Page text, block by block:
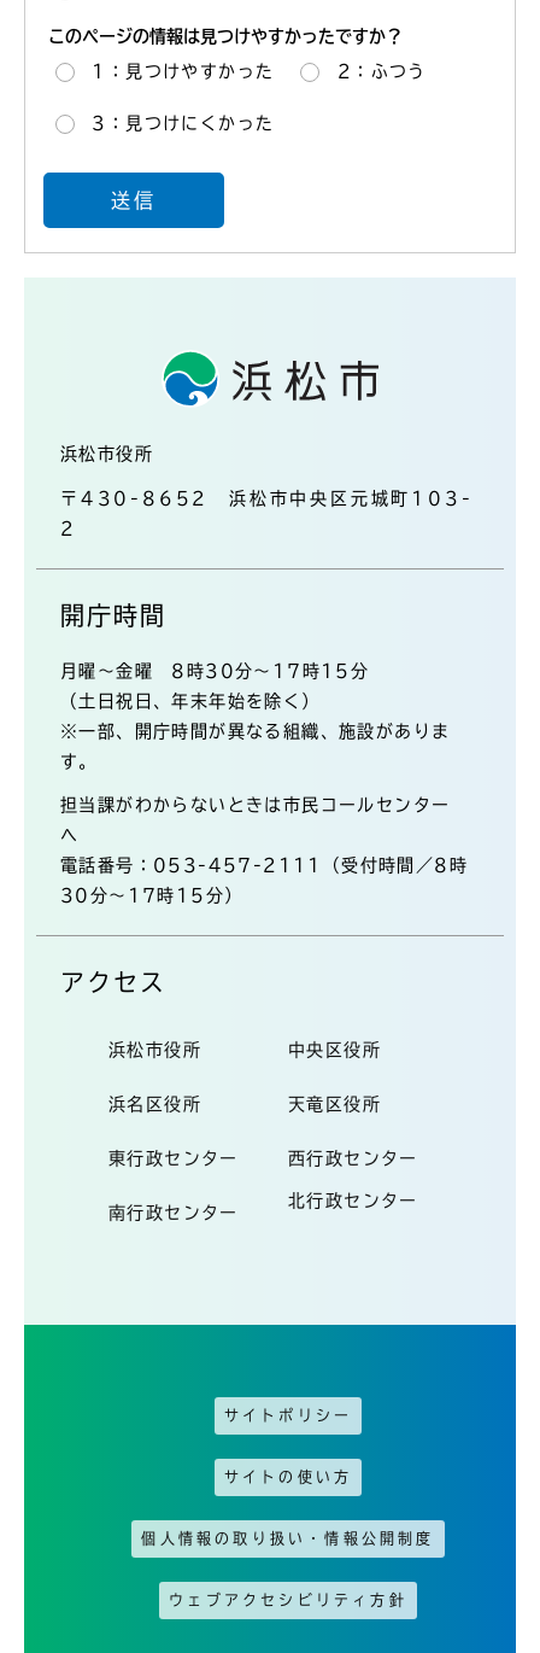
このページの情報は見つけやすかったですか？
1：見つけやすかった 2：ふつう
3：見つけにくかった
浜松市役所
〒430-8652 浜松市中央区元城町103-
2
開庁時間
月曜～金曜 8時30分～17時15分
（土日祝日、年末年始を除く）
※一部、開庁時間が異なる組織、施設がありま
す。
担当課がわからないときは市民コールセンター
へ
電話番号：053-457-2111（受付時間／8時
30分～17時15分）
アクセス
浜松市役所 中央区役所
浜名区役所 天竜区役所
東行政センター 西行政センター
南行政センター
北行政センター
サイトポリシー
サイトの使い方
個人情報の取り扱い・情報公開制度
ウェブアクセシビリティ方針